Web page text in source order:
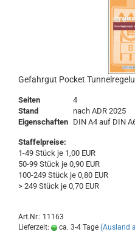
Gefahrgut Pocket
Seiten
4
Stand
nach ADR 2025
Eigenschaften DIN A4 auf DIN
Staffelpreise:
1-49 Stück je 1,00 EUR
50-99 Stück je 0,90 EUR
100-249 Stück je 0,80 EUR
> 249 Stück je 0,70 EUR
Art.Nr.: 11163
Lieferzeit:
ca. 3-4 Tage (Ausland